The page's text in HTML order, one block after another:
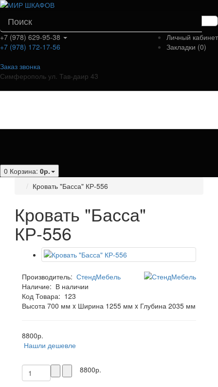
Личный кабинет
Закладки (0)
+7 (978) 629-95-38
+7 (978) 172-17-56
Заказ звонка
Симферополь ул. Тав-даир 43
0 Корзина: 0р.
Кровать "Басса" КР-556
Кровать "Басса"
КР-556
Производитель: СтендМебель
Наличие: В наличии
Код Товара: 123
Высота 700 мм x Ширина 1255 мм x Глубина 2035 мм
8800р.
Нашли дешевле
8800р.